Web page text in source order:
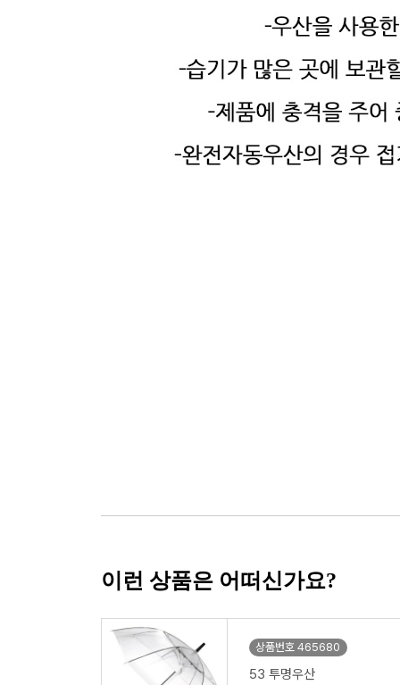
이런 상품은 어떠신가요?
상품번호 465680
53 투명우산